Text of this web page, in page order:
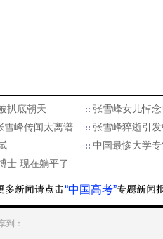
扒底朝天
张雪峰女儿悼
雪峰传闻太离谱
张雪峰猝逝引
中国最惨大学
士 现在躺平了
“中国高考”
到：